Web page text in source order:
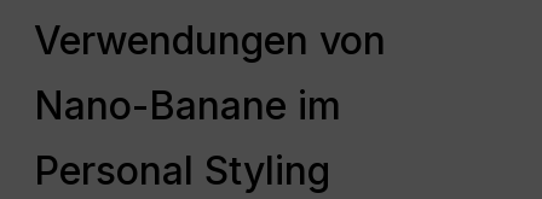
Verwendungen von
Nano-Banane im
Personal Styling